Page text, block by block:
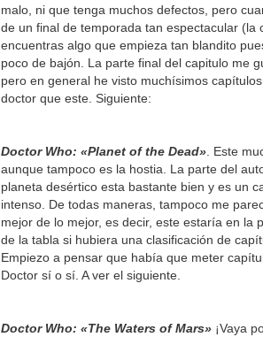
malo, ni que tenga muchos defectos, pero
de un final de temporada tan espectacular (la
encuentras algo que empieza tan blandito
poco de bajón. La parte final del capitulo me
pero en general he visto muchísimos
doctor que este. Siguiente:
Doctor Who: «Planet of the Dead» . Este
aunque tampoco es la hostia. La parte del
planeta desértico esta bastante bien y es un
intenso. De todas maneras, tampoco me
mejor de lo mejor, es decir, este estaría en la
de la tabla si hubiera una clasificación de
Empiezo a pensar que había que meter
Doctor sí o sí. A ver el siguiente.
Doctor Who: «The Waters of Mars» ¡Vaya